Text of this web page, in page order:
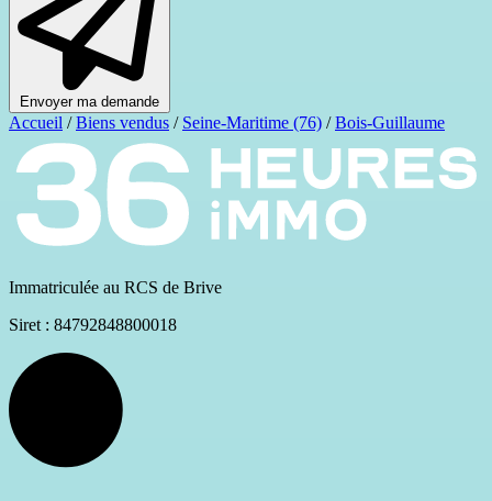
Envoyer ma demande
Accueil / Biens vendus / Seine-Maritime (76) / Bois-Guillaume
Immatriculée au RCS de Brive
Siret : 84792848800018